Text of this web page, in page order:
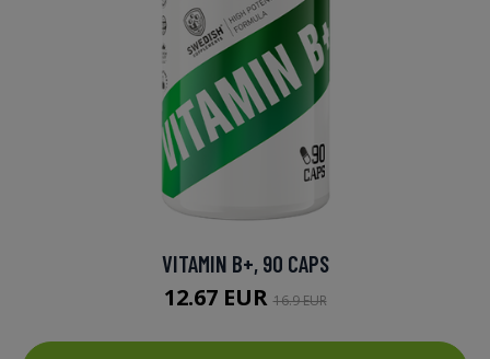
VITAMIN B+, 90 CAPS
12.67 EUR16.9 EUR